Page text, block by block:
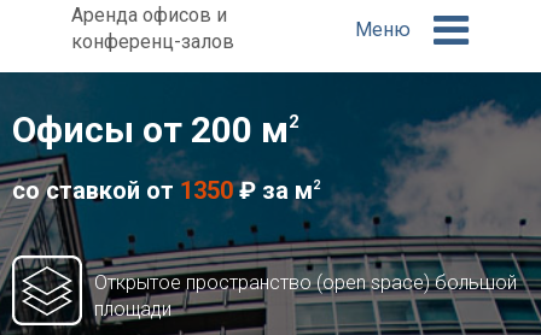
Аренда офисов и
конференц-залов
Меню
Офисы от 200 м2
со ставкой от 1350₽ за м2
Открытое пространство (open space) большой
площади